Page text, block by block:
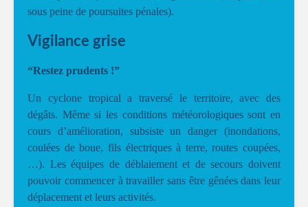
sous peine de poursuites pénales).
Vigilance grise
“Restez prudents !”
Un cyclone tropical a traversé le territoire, avec des
dégâts. Même si les conditions météorologiques sont en
cours d’amélioration, subsiste un danger (inondations,
coulées de boue, fils électriques à terre, routes coupées,
…). Les équipes de déblaiement et de secours doivent
pouvoir commencer à travailler sans être gênées dans leur
déplacement et leurs activités.